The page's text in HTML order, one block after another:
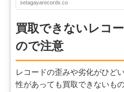
setagayarecords.co
買取できないレコ
ので注意
レコードの歪みや劣化がひど
性があっても買取できないも